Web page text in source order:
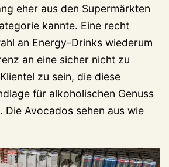
eher aus den Supermärkten
kannte. Eine recht
an Energy-Drinks wiederum
an eine sicher nicht zu
zu sein, die diese
für alkoholischen Genuss
Die Avocados sehen aus wie